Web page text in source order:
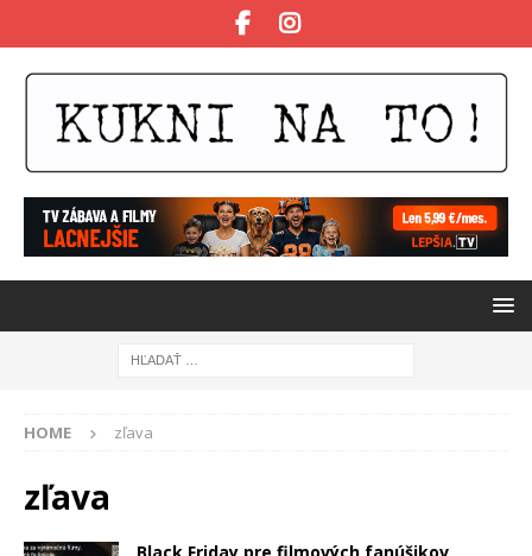
HOME zľava
zľava